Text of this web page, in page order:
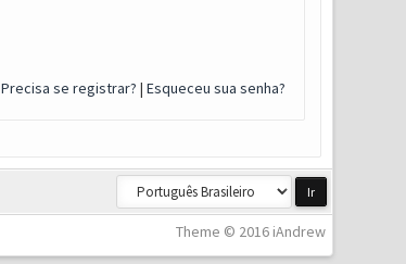
Precisa se registrar? | Esqueceu sua senha?
Theme © 2016 iAndrew